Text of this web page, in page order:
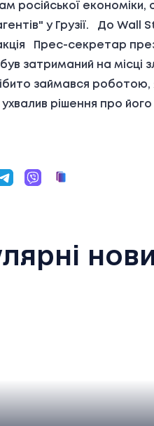
російської
у Грузії. До
Прес-секретар
затриманий на місці
займався
рішення про